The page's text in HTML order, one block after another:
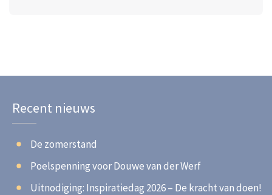
Recent nieuws
De zomerstand
Poelspenning voor Douwe van der Werf
Uitnodiging: Inspiratiedag 2026 – De kracht van doen!